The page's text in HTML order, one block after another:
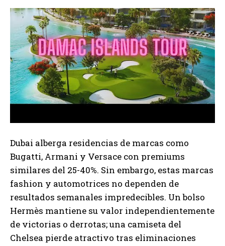
Dubai alberga residencias de marcas como
Bugatti, Armani y Versace con premiums
similares del 25-40%. Sin embargo, estas marcas
fashion y automotrices no dependen de
resultados semanales impredecibles. Un bolso
Hermès mantiene su valor independientemente
de victorias o derrotas; una camiseta del
Chelsea pierde atractivo tras eliminaciones